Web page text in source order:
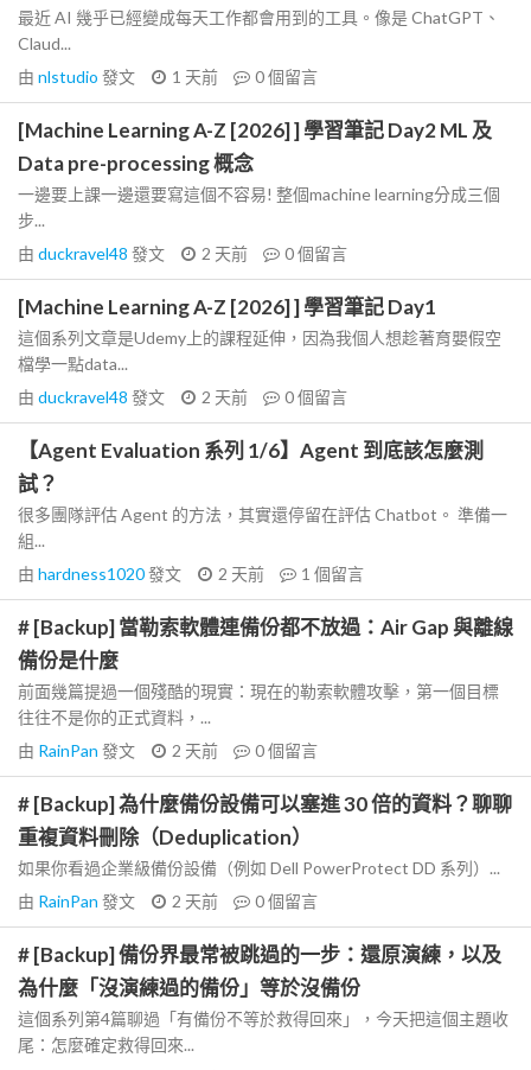
最近 AI 幾乎已經變成每天工作都會用到的工具。像是 ChatGPT、
Claud...
由 nlstudio 發文 1 天前 0個留言
[Machine Learning A-Z [2026] ] 學習筆記 Day2 ML 及
Data pre-processing 概念
一邊要上課一邊還要寫這個不容易! 整個machine learning分成三個
步...
由 duckravel48 發文 2 天前 0個留言
[Machine Learning A-Z [2026] ] 學習筆記 Day1
這個系列文章是Udemy上的課程延伸，因為我個人想趁著育嬰假空
檔學一點data...
由 duckravel48 發文 2 天前 0個留言
【Agent Evaluation 系列 1/6】Agent 到底該怎麼測
試？
很多團隊評估 Agent 的方法，其實還停留在評估 Chatbot。 準備一
組...
由 hardness1020發文 2 天前 1 個留言
# [Backup] 當勒索軟體連備份都不放過：Air Gap 與離線
備份是什麼
前面幾篇提過一個殘酷的現實：現在的勒索軟體攻擊，第一個目標
往往不是你的正式資料，...
由 RainPan 發文 2 天前 0個留言
# [Backup] 為什麼備份設備可以塞進 30 倍的資料？聊聊
重複資料刪除（Deduplication）
如果你看過企業級備份設備（例如 Dell PowerProtect DD 系列）...
由 RainPan 發文 2 天前 0個留言
# [Backup] 備份界最常被跳過的一步：還原演練，以及
為什麼「沒演練過的備份」等於沒備份
這個系列第4篇聊過「有備份不等於救得回來」，今天把這個主題收
尾：怎麼確定救得回來...